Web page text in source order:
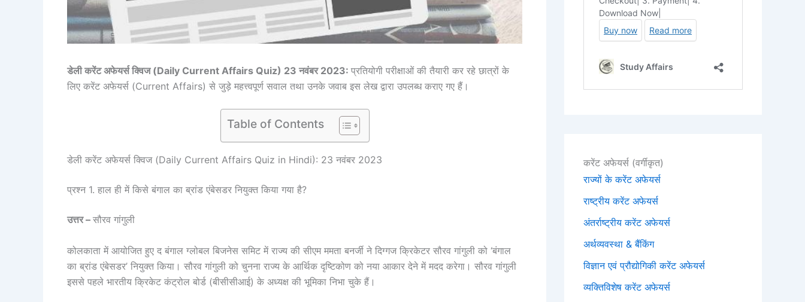
डेली करेंट अफेयर्स क्विज (Daily Current Affairs Quiz) 23 नवंबर 2023: प्रतियोगी परीक्षाओं की तैयारी कर रहे छात्रों के
लिए करेंट अफेयर्स (Current Affairs) से जुड़े महत्त्वपूर्ण सवाल तथा उनके जवाब इस लेख द्वारा उपलब्ध कराए गए हैं।
Table of Contents
डेली करेंट अफेयर्स क्विज (Daily Current Affairs Quiz in Hindi): 23 नवंबर 2023
प्रश्न 1. हाल ही में किसे बंगाल का ब्रांड एंबेसडर नियुक्त किया गया है?
उत्तर – सौरव गांगुली
कोलकाता में आयोजित हुए द बंगाल ग्लोबल बिजनेस समिट में राज्य की सीएम ममता बनर्जी ने दिग्गज क्रिकेटर सौरव गांगुली को ‘बंगाल
का ब्रांड एंबेसडर’ नियुक्त किया। सौरव गांगुली को चुनना राज्य के आर्थिक दृष्टिकोण को नया आकार देने में मदद करेगा। सौरव गांगुली
इससे पहले भारतीय क्रिकेट कंट्रोल बोर्ड (बीसीसीआई) के अध्यक्ष की भूमिका निभा चुके हैं।
करेंट अफेयर्स (वर्गीकृत)
राज्यों के करेंट अफेयर्स
राष्ट्रीय करेंट अफेयर्स
अंतर्राष्ट्रीय करेंट अफेयर्स
अर्थव्यवस्था & बैंकिंग
विज्ञान एवं प्रौद्योगिकी करेंट अफेयर्स
व्यक्तिविशेष करेंट अफेयर्स